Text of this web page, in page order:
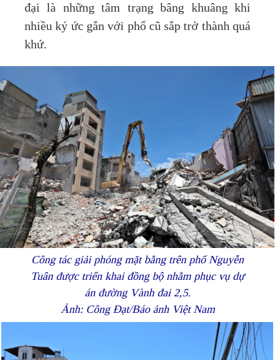
đại là những tâm trạng bâng khuâng khi
nhiều ký ức gắn với phố cũ sắp trở thành quá
khứ.
Công tác giải phóng mặt bằng trên phố Nguyễn
Tuân được triển khai đồng bộ nhằm phục vụ dự
án đường Vành đai 2,5.
Ảnh: Công Đạt/Báo ảnh Việt Nam